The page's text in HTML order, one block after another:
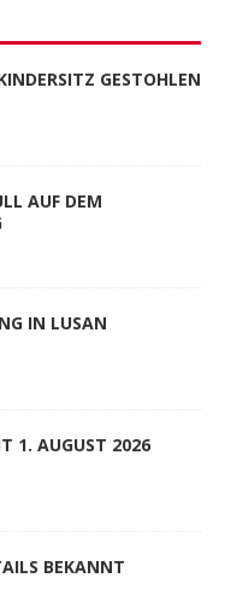
GESTOHLEN
AUF DEM
IN LUSAN
1. AUGUST 2026
BEKANNT